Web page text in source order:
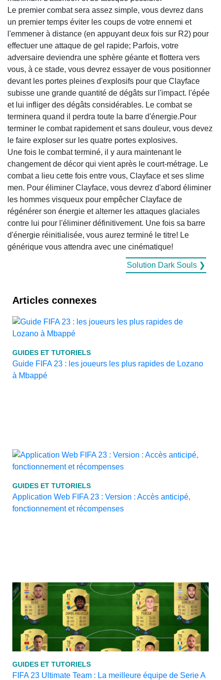
Le premier combat sera assez simple, vous devrez dans
un premier temps éviter les coups de votre ennemi et
l'emmener à distance (en appuyant deux fois sur R2) pour
effectuer une attaque de gel rapide; Parfois, votre
adversaire deviendra une sphère géante et flottera vers
vous, à ce stade, vous devrez essayer de vous positionner
devant les portes pleines d'explosifs pour que Clayface
subisse une grande quantité de dégâts sur l'impact. l'épée
et lui infliger des dégâts considérables. Le combat se
terminera quand il perdra toute la barre d'énergie.Pour
terminer le combat rapidement et sans douleur, vous devez
le faire exploser sur les quatre portes explosives.
Une fois le combat terminé, il y aura maintenant le
changement de décor qui vient après le court-métrage. Le
combat a lieu cette fois entre vous, Clayface et ses slime
men. Pour éliminer Clayface, vous devrez d'abord éliminer
les hommes visqueux pour empêcher Clayface de
régénérer son énergie et alterner les attaques glaciales
contre lui pour l'éliminer définitivement. Une fois sa barre
d'énergie réinitialisée, vous aurez terminé le titre! Le
générique vous attendra avec une cinématique!
Solution Dark Souls ❯
Articles connexes
GUIDES ET TUTORIELS
Guide FIFA 23 : les joueurs les plus rapides de Lozano
à Mbappé
GUIDES ET TUTORIELS
Application Web FIFA 23 : Version : Accès anticipé,
fonctionnement et récompenses
GUIDES ET TUTORIELS
FIFA 23 Ultimate Team : La meilleure équipe de Serie A